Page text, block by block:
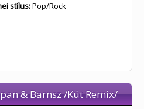
stílus:Pop/Rock
& Barnsz /Kút Remix/